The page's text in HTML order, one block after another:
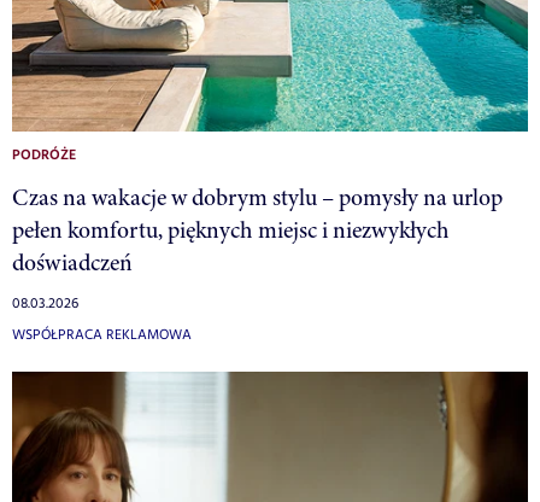
PODRÓŻE
Czas na wakacje w dobrym stylu – pomysły na urlop
pełen komfortu, pięknych miejsc i niezwykłych
doświadczeń
08.03.2026
WSPÓŁPRACA REKLAMOWA